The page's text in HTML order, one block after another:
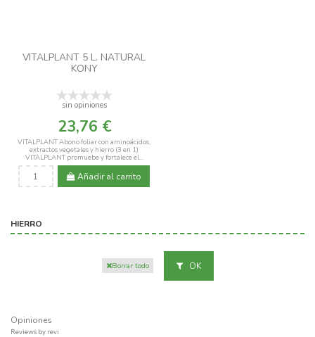
VITALPLANT 5 L. NATURAL
KONY
sin opiniones
23,76 €
VITALPLANT Abono foliar con aminoácidos,
extractos vegetales y hierro (3 en 1)
VITALPLANT promuebe y fortalece el...
Añadir al carrito
HIERRO
Borrar todo OK
Opiniones
Reviews by revi